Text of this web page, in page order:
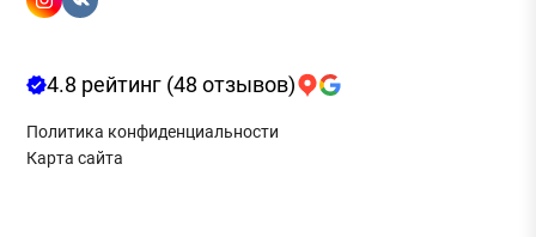
4.8 рейтинг (48 отзывов)
Политика конфиденциальности
Карта сайта